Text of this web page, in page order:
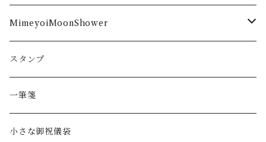
ご出産
表書き
内袋
MimeyoiMoonShower
ピアス
イヤリング
ヘアアクセサリー
スタンプ
一筆箋
小さな御祝儀袋